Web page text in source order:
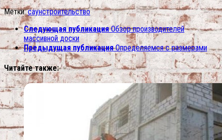
Метки: саунстроительство
Следующая публикация Обзор производителей
массивной доски
Предыдущая публикация Определяемся с размерами
Читайте также: